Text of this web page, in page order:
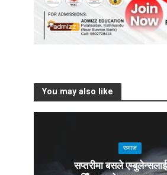
You may also like
समाज
सप्तरीमा बसले